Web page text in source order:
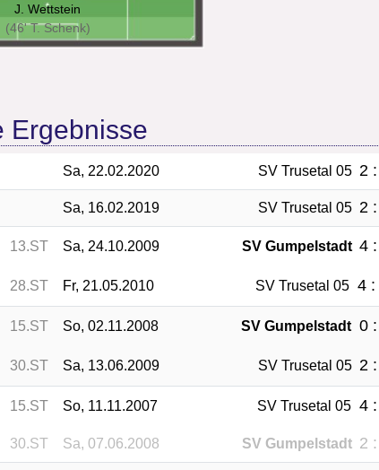
J. Wettstein
(46' T. Schenk)
Ergebnisse
Sa, 22.02.2020 SV Trusetal 05 2
Sa, 16.02.2019 SV Trusetal 05 2
13.ST Sa, 24.10.2009 SV Gumpelstadt 4
28.ST Fr, 21.05.2010 SV Trusetal 05 4 :
15.ST So, 02.11.2008 SV Gumpelstadt 0
30.ST Sa, 13.06.2009 SV Trusetal 05 2
15.ST So, 11.11.2007 SV Trusetal 05 4
30.ST Sa, 07.06.2008 SV Gumpelstadt 2